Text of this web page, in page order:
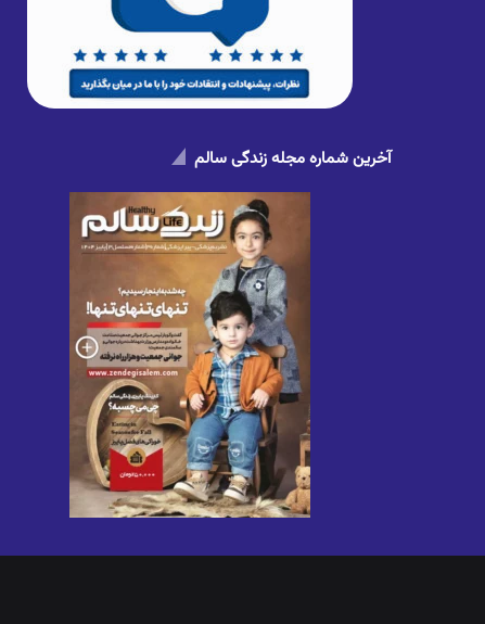
آخرین شماره مجله زندگی سالم